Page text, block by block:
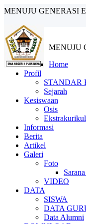
MENUJU GENERASI
MENUJU
Home
Profil
STANDAR
Sejarah
Kesiswaan
Osis
Informasi
Berita
Artikel
Galeri
Foto
VIDEO
DATA
SISWA
DATA
Data Alumni